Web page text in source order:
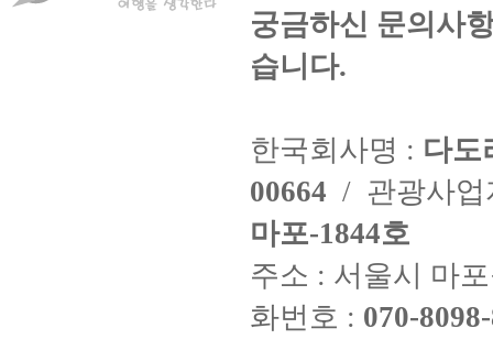
궁금하신 문의사
습니다.
한국회사명 : 다도
00664 / 관광사
마포-1844호
주소 : 서울시 마
화번호 : 070-